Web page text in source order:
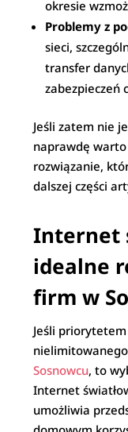
okresie
Problemy z
sieci,
transfer
zabezpieczeń
Jeśli zatem nie
naprawdę
rozwiązanie,
dalszej części
Internet
idealne
firm w
Jeśli
Sosnowcu, to
Internet
umożliwia